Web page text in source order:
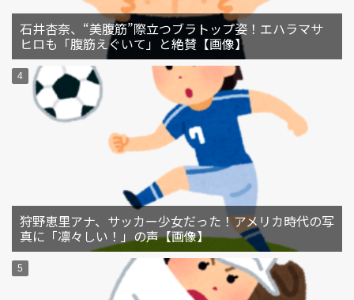
石井杏奈、“美腹筋”際立つブラトップ姿！エハラマサ
ヒロも「腹筋えぐいて」と絶賛【画像】
狩野恵里アナ、サッカー少女だった！アメリカ時代の写
真に「凛々しい！」の声【画像】